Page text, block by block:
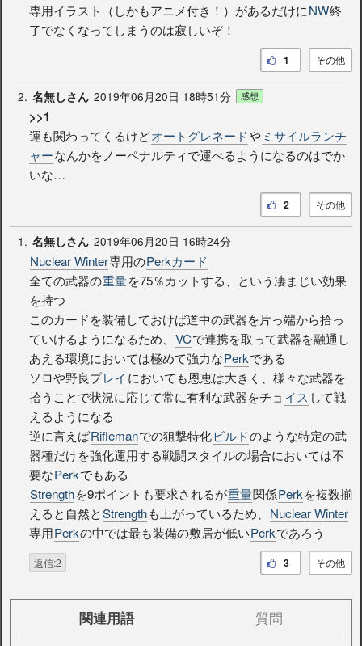
専用イラスト（しかもアニメ付き！）があるだけにNW終
了でなくなってしまうのは寂しいぞ！
その他
1
2. 名無しさん 2019年06月20日 18時51分 感想
>>1
運も関わってくるけどオートグレネードやミサイルランチ
ャーなんかをノーペナルティで運べるようになるのはでか
いな…
その他
2
1. 名無しさん 2019年06月20日 16時24分
Nuclear Winter専用のPerkカード
全ての武器の重量を75％カットする、という凄まじい効果
を持つ
このカードを装備しておけば道中の武器を片っ端から拾っ
ていけるようになるため、 VCで連携を取って武器を融通し
あえる環境においては極めて強力なPerkである
ソロや野良プレイにおいても恩恵は大きく、様々な武器を
拾うことで状況に応じて常に有利な武器をチョ イス して戦
えるようになる
逆に言えばRiflemanでの狙撃特化ビルドのような特定の武
器種だけを強化運用する戦闘スタイルの場合においては不
要なPerkでもある
Strengthを9ポイントも要求されるが重量関係Perkを複数揃
えると自然とStrengthも上がっているため、 Nuclear Winter
専用Perkの中では最も装備の敷居が低いPerkであろう
返信:2 その他
3
関連用語 質問